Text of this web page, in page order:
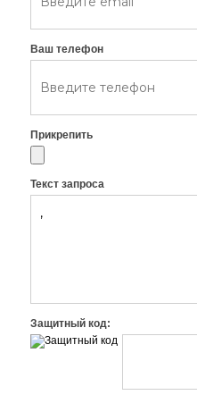
Ваш телефон
Прикрепить
Текст запроса
Защитный код: